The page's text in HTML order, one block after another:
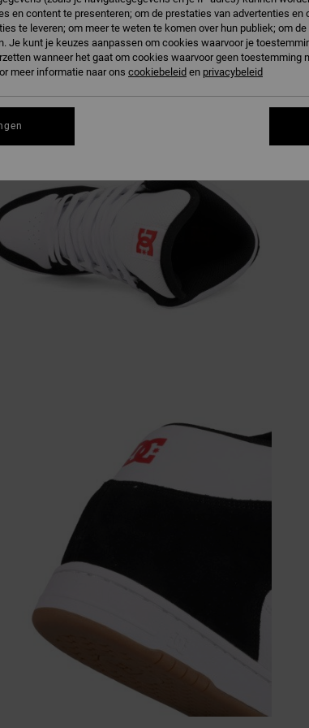
en content te presenteren; om de prestaties van advertenties en
te leveren; om meer te weten te komen over hun publiek; om
Je kunt je keuzes aanpassen om cookies waarvoor je
wanneer het gaat om cookies waarvoor geen toestemming
meer informatie naar ons cookiebeleid en privacybeleid